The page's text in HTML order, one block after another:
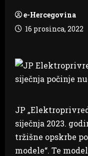
e-Hercegovina
16 prosinca, 2022
JP
siječnja 2023.
tržišne opskrbe
modele“. Te